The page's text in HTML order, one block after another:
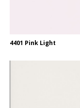
4401 Pink Light